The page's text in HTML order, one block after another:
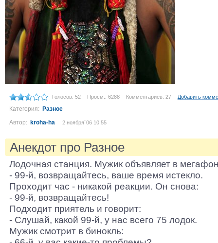
Голосов: 52 Просм.: 6288 Комментариев: 27 Добавить
Категория: Разное
Автор: kroha-ha 2 ноября´06 10:55
Анекдот про Разное
Лодочная станция. Мужик объявляет в
- 99-й, возвращайтесь, ваше время истекло.
Проходит час - никакой реакции. Он снова:
- 99-й, возвращайтесь!
Подходит приятель и говорит:
- Слушай, какой 99-й, у нас всего 75 лодок.
Мужик смотрит в бинокль: